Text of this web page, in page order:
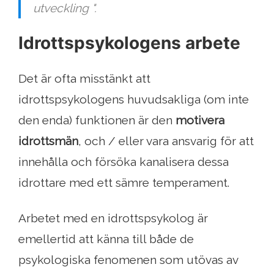
utveckling ".
Idrottspsykologens arbete
Det är ofta misstänkt att
idrottspsykologens huvudsakliga (om inte
den enda) funktionen är den motivera
idrottsmän, och / eller vara ansvarig för att
innehålla och försöka kanalisera dessa
idrottare med ett sämre temperament.
Arbetet med en idrottspsykolog är
emellertid att känna till både de
psykologiska fenomenen som utövas av